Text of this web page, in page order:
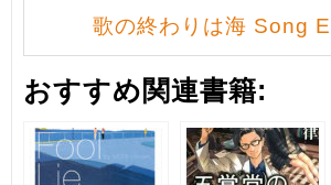
歌の終わりは海 Song
おすすめ関連書籍: